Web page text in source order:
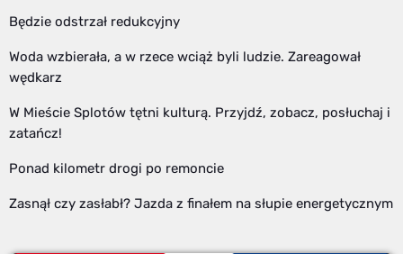
Będzie odstrzał redukcyjny
Woda wzbierała, a w rzece wciąż byli ludzie. Zareagował
wędkarz
W Mieście Splotów tętni kulturą. Przyjdź, zobacz, posłuchaj i
zatańcz!
Ponad kilometr drogi po remoncie
Zasnął czy zasłabł? Jazda z finałem na słupie energetycznym